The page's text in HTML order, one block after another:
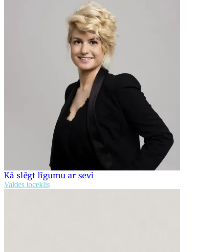
Kā slēgt līgumu ar sevi
Valdes loceklis